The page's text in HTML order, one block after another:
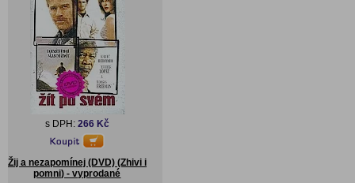
s DPH: 266 Kč
Žij a nezapomínej (DVD) (Zhivi i
pomni) - vyprodané